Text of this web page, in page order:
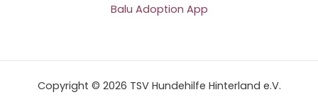
Balu Adoption App
Copyright © 2026 TSV Hundehilfe Hinterland e.V.